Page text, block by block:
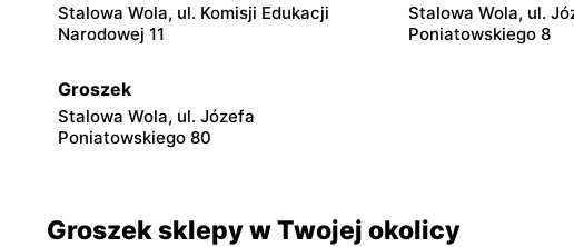
Stalowa Wola, ul. Komisji Edukacji
Narodowej 11
Stalowa Wola, ul.
Poniatowskiego 8
Groszek
Stalowa Wola, ul. Józefa
Poniatowskiego 80
Groszek sklepy w Twojej okolicy